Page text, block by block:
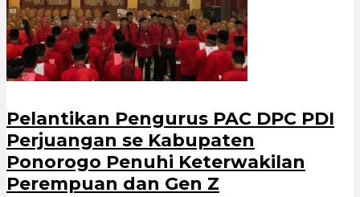
Pelantikan Pengurus PAC DPC PDI
Perjuangan se Kabupaten
Ponorogo Penuhi Keterwakilan
Perempuan dan Gen Z